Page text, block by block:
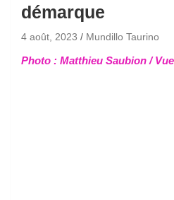
démarque
4 août, 2023 Mundillo Taurino
Photo : Matthieu Saubion /